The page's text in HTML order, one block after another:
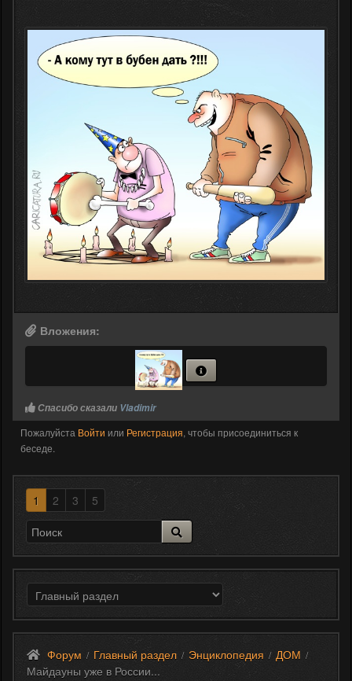
Вложения:
Спасибо сказали Vladimir
Пожалуйста Войти или Регистрация, чтобы присоединиться к
беседе.
1 2 3 5
Форум / Главный раздел / Энциклопедия / ДОМ /
Майдауны уже в России...